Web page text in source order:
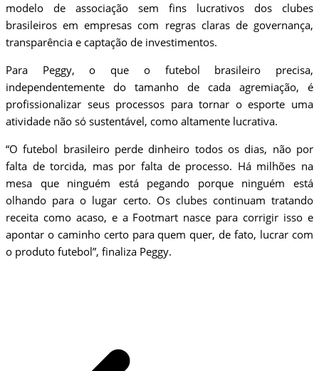
modelo de associação sem fins lucrativos dos clubes
brasileiros em empresas com regras claras de governança,
transparência e captação de investimentos.
Para Peggy, o que o futebol brasileiro precisa,
independentemente do tamanho de cada agremiação, é
profissionalizar seus processos para tornar o esporte uma
atividade não só sustentável, como altamente lucrativa.
“O futebol brasileiro perde dinheiro todos os dias, não por
falta de torcida, mas por falta de processo. Há milhões na
mesa que ninguém está pegando porque ninguém está
olhando para o lugar certo. Os clubes continuam tratando
receita como acaso, e a Footmart nasce para corrigir isso e
apontar o caminho certo para quem quer, de fato, lucrar com
o produto futebol”, finaliza Peggy.